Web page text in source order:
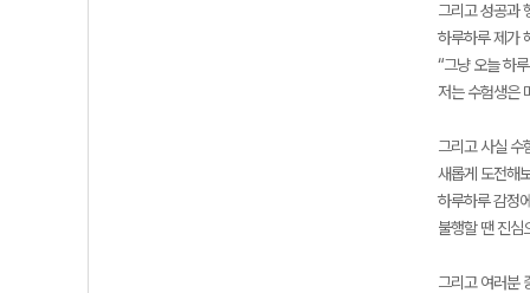
그리고 성공과
하루하루 제가
“그냥 오늘 하
저는 수험생은
그리고 사실 수
새롭게 도전해
하루하루 감정
불행할 땐 진심
그리고 여러분